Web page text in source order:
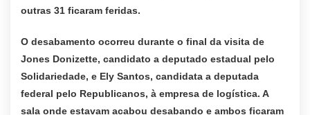
outras 31 ficaram feridas.
O desabamento ocorreu durante o final da visita de
Jones Donizette, candidato a deputado estadual pelo
Solidariedade, e Ely Santos, candidata a deputada
federal pelo Republicanos, à empresa de logística. A
sala onde estavam acabou desabando e ambos ficaram